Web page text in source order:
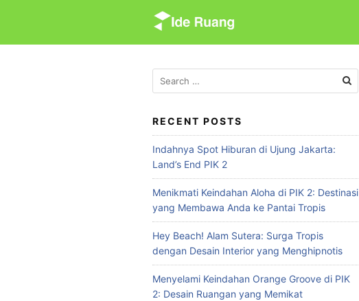
i
e
r
c
h
f
o
r
:
RECENT POSTS
Indahnya Spot Hiburan di Ujung Jakarta:
Land’s End PIK 2
Menikmati Keindahan Aloha di PIK 2: Destinasi
yang Membawa Anda ke Pantai Tropis
Hey Beach! Alam Sutera: Surga Tropis
dengan Desain Interior yang Menghipnotis
Menyelami Keindahan Orange Groove di PIK
2: Desain Ruangan yang Memikat